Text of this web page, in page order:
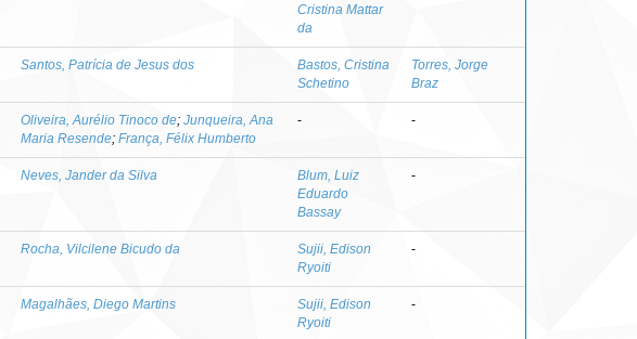
Cristina Mattar
da
Santos, Patrícia de Jesus dos
Bastos, Cristina
Schetino
Torres, Jorge
Braz
Oliveira, Aurélio Tinoco de; Junqueira, Ana
Maria Resende; França, Félix Humberto
- -
Neves, Jander da Silva
Blum, Luiz
Eduardo
Bassay
-
Rocha, Vilcilene Bicudo da
Sujii, Edison
Ryoiti
-
Magalhães, Diego Martins
Sujii, Edison
Ryoiti
-